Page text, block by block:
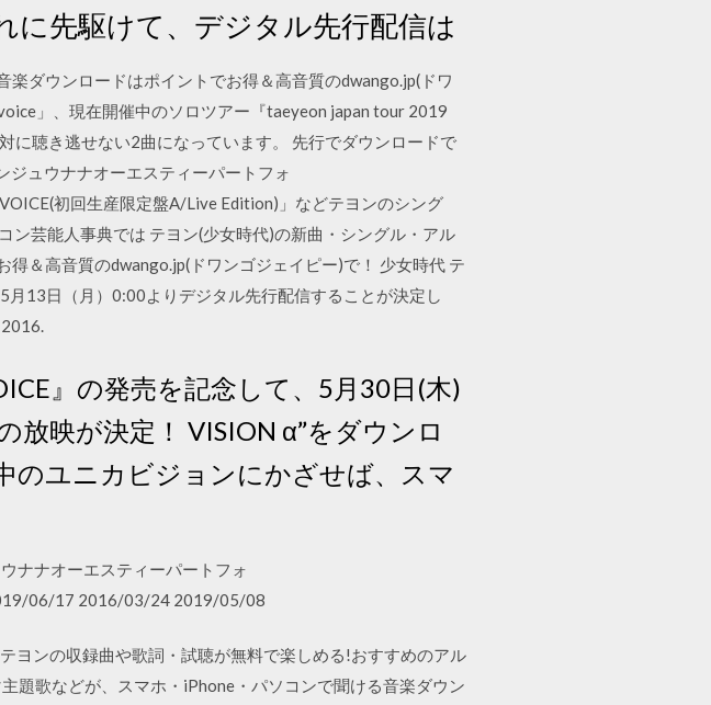
に先駆けて、デジタル先行配信は
ダウンロードはポイントでお得＆高音質のdwango.jp(ドワ
」、現在開催中のソロツアー『taeyeon japan tour 2019
聴き逃せない2曲になっています。 先行でダウンロードで
ジュウナナオーエスティーパートフォ
初回生産限定盤A/Live Edition)」などテヨンのシング
芸能人事典では テヨン(少女時代)の新曲・シングル・アル
＆高音質のdwango.jp(ドワンゴジェイピー)で！ 少女時代 テ
13日（月）0:00よりデジタル先行配信することが決定し
2016.
』の発売を記念して、5月30日(木)
映が決定！ VISION α”をダウンロ
のユニカビジョンにかざせば、スマ
ナナオーエスティーパートフォ
06/17 2016/03/24 2019/05/08
ヨンの収録曲や歌詞・試聴が無料で楽しめる!おすすめのアル
題歌などが、スマホ・iPhone・パソコンで聞ける音楽ダウン